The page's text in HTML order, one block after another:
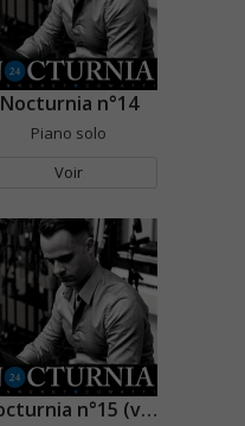
Nocturnia n°14
Piano solo
Voir
Nocturnia n°15 (version chantée)